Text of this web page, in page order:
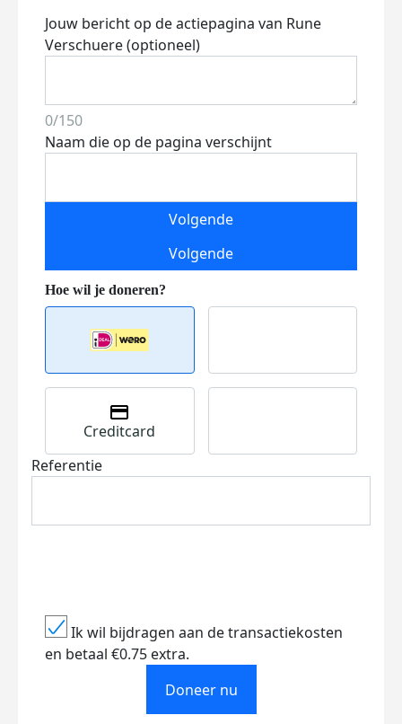
Jouw bericht op de actiepagina van Rune
Verschuere (optioneel)
0/150
Naam die op de pagina verschijnt
Volgende
Volgende
Creditcard
Referentie
Ik wil bijdragen aan de transactiekosten
en betaal €0.75 extra.
Doneer nu